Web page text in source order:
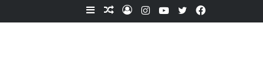
Facebook
X
YouTube
Instagram
Kayıt
Rastgele
Kenar